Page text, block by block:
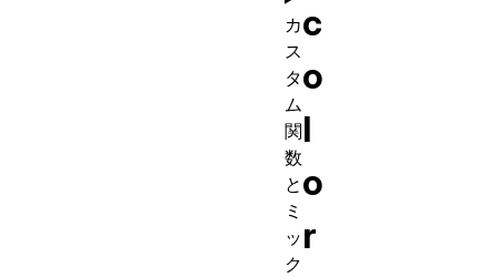
c
o
l
o
r
カ
ス
タ
ム
関
数
と
ミ
ッ
ク